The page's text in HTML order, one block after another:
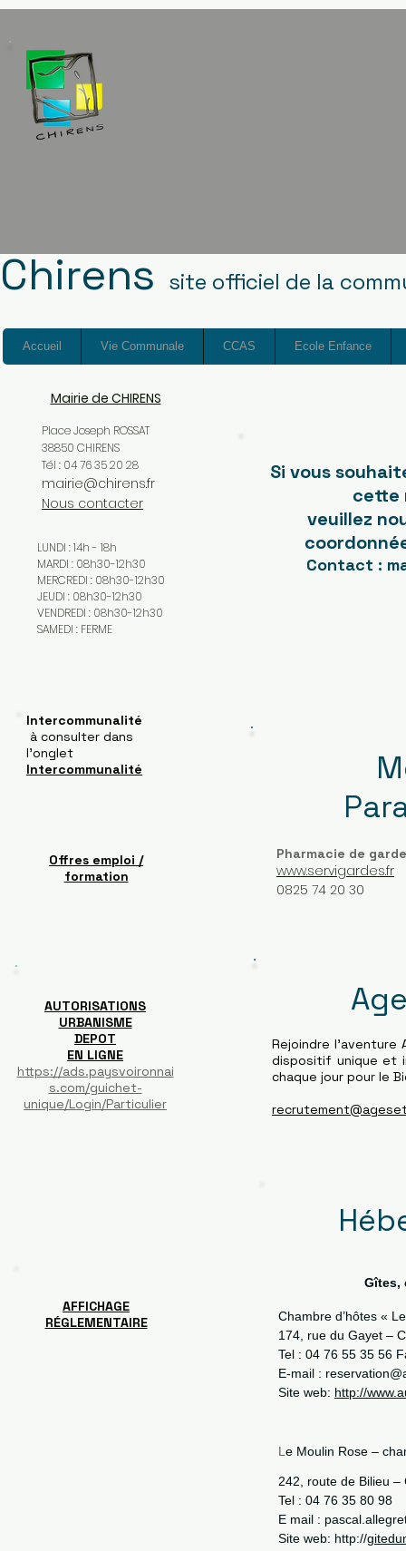
Chirens site officiel de la
Accueil Vie Communale CCAS Ecole Enfance
Si vous
cette
veuillez
Contact :
Pharmacie de garde
www.servigardes.fr
0825 74 20 30
Rejoindre l'aventure
dispositif unique et
chaque jour pour le
Gîtes,
Chambre d’hôtes «
174, rue du Gayet –
Tel : 04 76 55 35 56
E-mail :
Site web: http://
L e Moulin Rose –
242, route de Bilieu –
Tel : 04 76 35 80 98
E mail :
Site web: http://
Mairie de CHIRENS
Place Joseph ROSSAT
38850 CHIRENS
Tél : 04 76 35 20 28
mairie@chirens.fr
Nous contacter
LUNDI : 14h - 18h
MARDI : 08h30-12h30
MERCREDI : 08h30-12h30
JEUDI : 08h30-12h30
VENDREDI : 08h30-12h30
SAMEDI : FERME
AFFICHAGE
RÉGLEMENTAIRE
Offres emploi /
formation
AUTORISATIONS
URBANISME
DEPOT
EN LIGNE
https://ads.paysvoironnai
s.com/guichet-
unique/Login/Particulier
Intercommunalité
à consulter dans
l'onglet
Intercommunalité